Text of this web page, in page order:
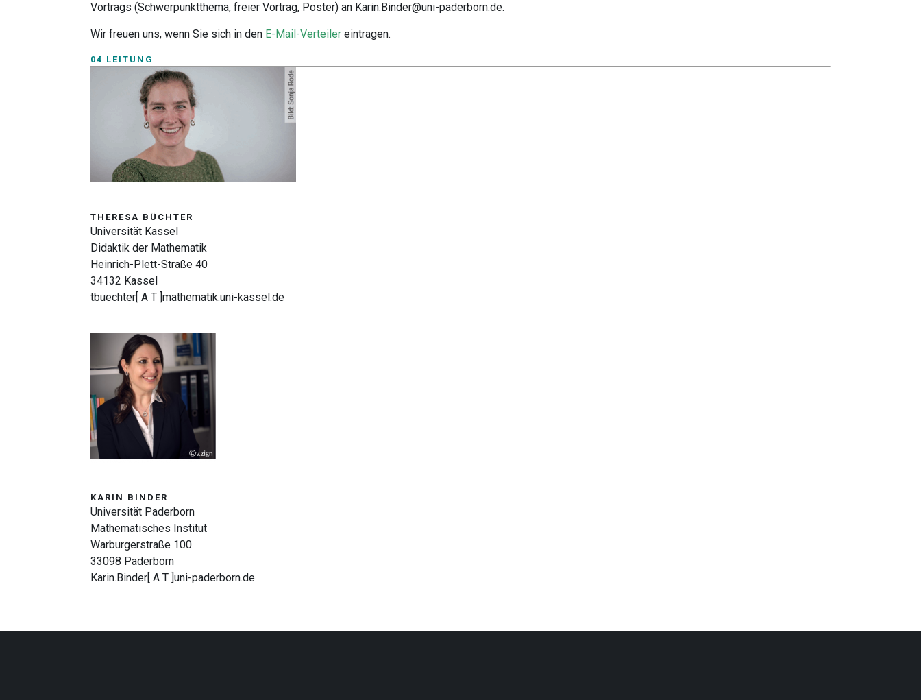
Vortrags (Schwerpunktthema, freier Vortrag, Poster) an Karin.Binder@uni-paderborn.de.
Wir freuen uns, wenn Sie sich in den E-Mail-Verteiler eintragen.
04 LEITUNG
THERESA BÜCHTER
Universität Kassel
Didaktik der Mathematik
Heinrich-Plett-Straße 40
34132 Kassel
tbuechter[ A T ]mathematik.uni-kassel.de
KARIN BINDER
Universität Paderborn
Mathematisches Institut
Warburgerstraße 100
33098 Paderborn
Karin.Binder[ A T ]uni-paderborn.de